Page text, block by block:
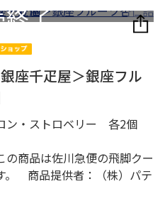
座千疋屋＞銀座フル
ン・ストロベリー 各2個
商品は佐川急便の飛脚クー
。 商品提供者：（株）パテ